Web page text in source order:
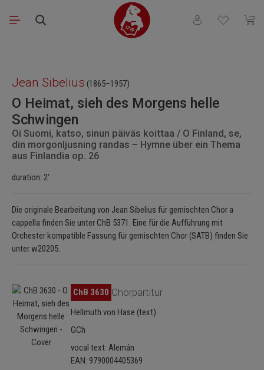
Saltar al contenido principal
Tienes 0 El
Jean Sibelius (1865–1957)
O Heimat, sieh des Morgens helle
Schwingen
Oi Suomi, katso, sinun päiväs koittaa / O Finland, se,
din morgonljusning randas – Hymne über ein Thema
aus Finlandia op. 26
duration: 2'
Die originale Bearbeitung von Jean Sibelius für gemischten Chor a
cappella finden Sie unter ChB 5371. Eine für die Aufführung mit
Orchester kompatible Fassung für gemischten Chor (SATB) finden Sie
unter w20205.
Omitir galería de imágenes
ChB 3630 Chorpartitur
Hellmuth von Hase (text)
GCh
vocal text: Alemán
EAN: 9790004405369